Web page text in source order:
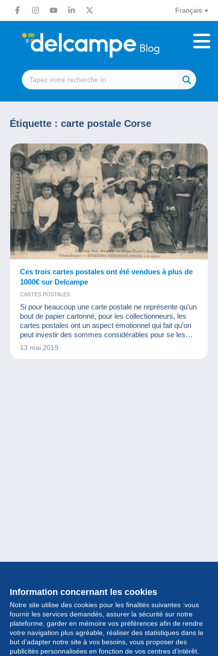
Français
Étiquette : carte postale Corse
Ces trois cartes postales ont été vendues à plus de
1000€ sur Delcampe
CARTES POSTALES
Si pour beaucoup une carte postale ne représente qu’un
bout de papier cartonné, pour les collectionneurs, les
cartes postales ont un aspect émotionnel qui fait qu’on
peut investir des sommes considérables pour se les
procurer.
13 mai 2019
Information concernant les cookies
Notre site utilise des cookies pour les finalités suivantes :vous
fournir les services demandés, assurer la sécurité sur notre
plateforme, garder en mémoire vos préférences afin de rendre
votre navigation plus agréable, réaliser des statistiques dans le
but d’adapter notre site à vos besoins, vous proposer des
publicités personnalisées en fonction de vos centres d’intérêt.
Collection